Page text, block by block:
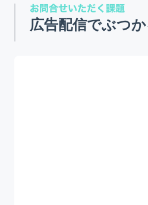
お問合せいただく課題
広告配信でぶつか